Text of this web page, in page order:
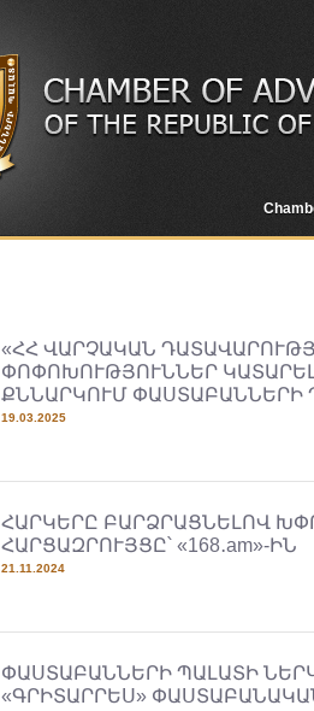
«ՀՀ ՎԱՐՉԱԿԱՆ
ՓՈՓՈԽՈՒԹՅՈՒՆՆԵՐ
ՔՆՆԱՐԿՈՒՄ ՓԱՍՏԱԲԱՆՆԵՐԻ
19.03.2025
ՀԱՐԿԵՐԸ ԲԱՐՁՐԱՑՆԵԼՈՎ
ՀԱՐՑԱԶՐՈՒՅՑԸ՝ «168․am»-ԻՆ
21.11.2024
ՓԱՍՏԱԲԱՆՆԵՐԻ ՊԱԼԱՏԻ
«ԳՐԻՏԱՐՐԵՍ»